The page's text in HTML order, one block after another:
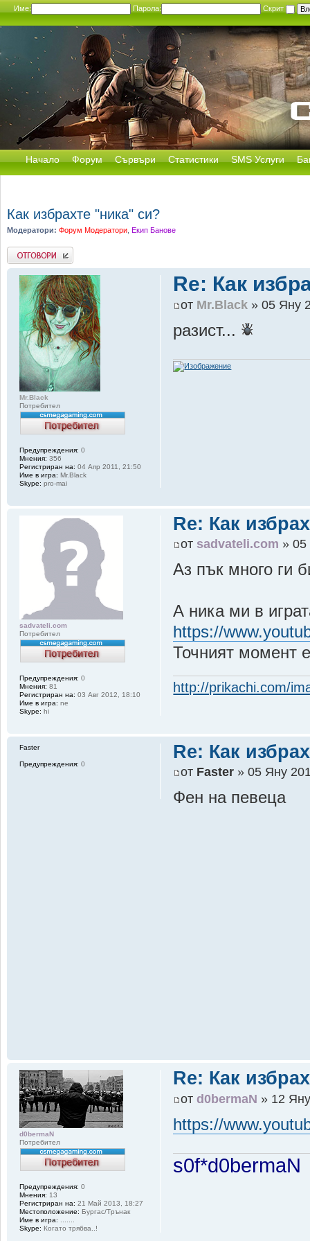
Име: Парола: Скрит
Начало Форум Сървъри Статистики SMS Услуги
Как избрахте "ника" си?
Модератори: Форум Модератори Екип Банове
Добави отговор
Re: Как
от Mr.Black » 05 Яну
разист...
Mr.Black
Потребител
Предупреждения: 0
Мнения: 356
Регистриран на: 04 Апр 2011, 21:50
Име в игра: Mr.Black
Skype: pro-mai
Re: Как
от sadvateli.com »
Аз пък много ги
А ника ми в
https://
Точният момент
http://prikachi.com/
sadvateli.com
Потребител
Предупреждения: 0
Мнения: 81
Регистриран на: 03 Авг 2012, 18:10
Име в игра: ne
Skype: hi
Re: Как
от Faster » 05 Яну
Фен на певеца
Faster
Предупреждения: 0
Re: Как
отd0bermaN » 12
https://
s0f*d0bermaN
d0bermaN
Потребител
Предупреждения: 0
Мнения: 13
Регистриран на: 21 Май 2013, 18:27
Местоположение: Бургас/Tpънак
Име в игра:
Skype: Когато трябва..!